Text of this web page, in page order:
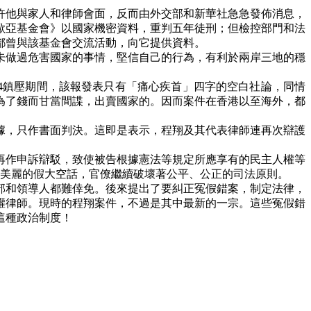
與家人和律師會面，反而由外交部和新華社急急發佈消息，
基金會》以國家機密資料，重判五年徒刑；但檢控部門和法
與該基金會交流活動，向它提供資料。
過危害國家的事情，堅信自己的行為，有利於兩岸三地的穩
鎮壓期間，該報發表只有「痛心疾首」四字的空白社論，同情
錢而甘當間諜，出賣國家的。因而案件在香港以至海外，都
只作書面判決。這即是表示，程翔及其代表律師連再次辯護
申訴辯駁，致使被告根據憲法等規定所應享有的民主人權等
麗的假大空話，官僚繼續破壞著公平、公正的司法原則。
領導人都難倖免。後來提出了要糾正冤假錯案，制定法律，
師。現時的程翔案件，不過是其中最新的一宗。這些冤假錯
政治制度！